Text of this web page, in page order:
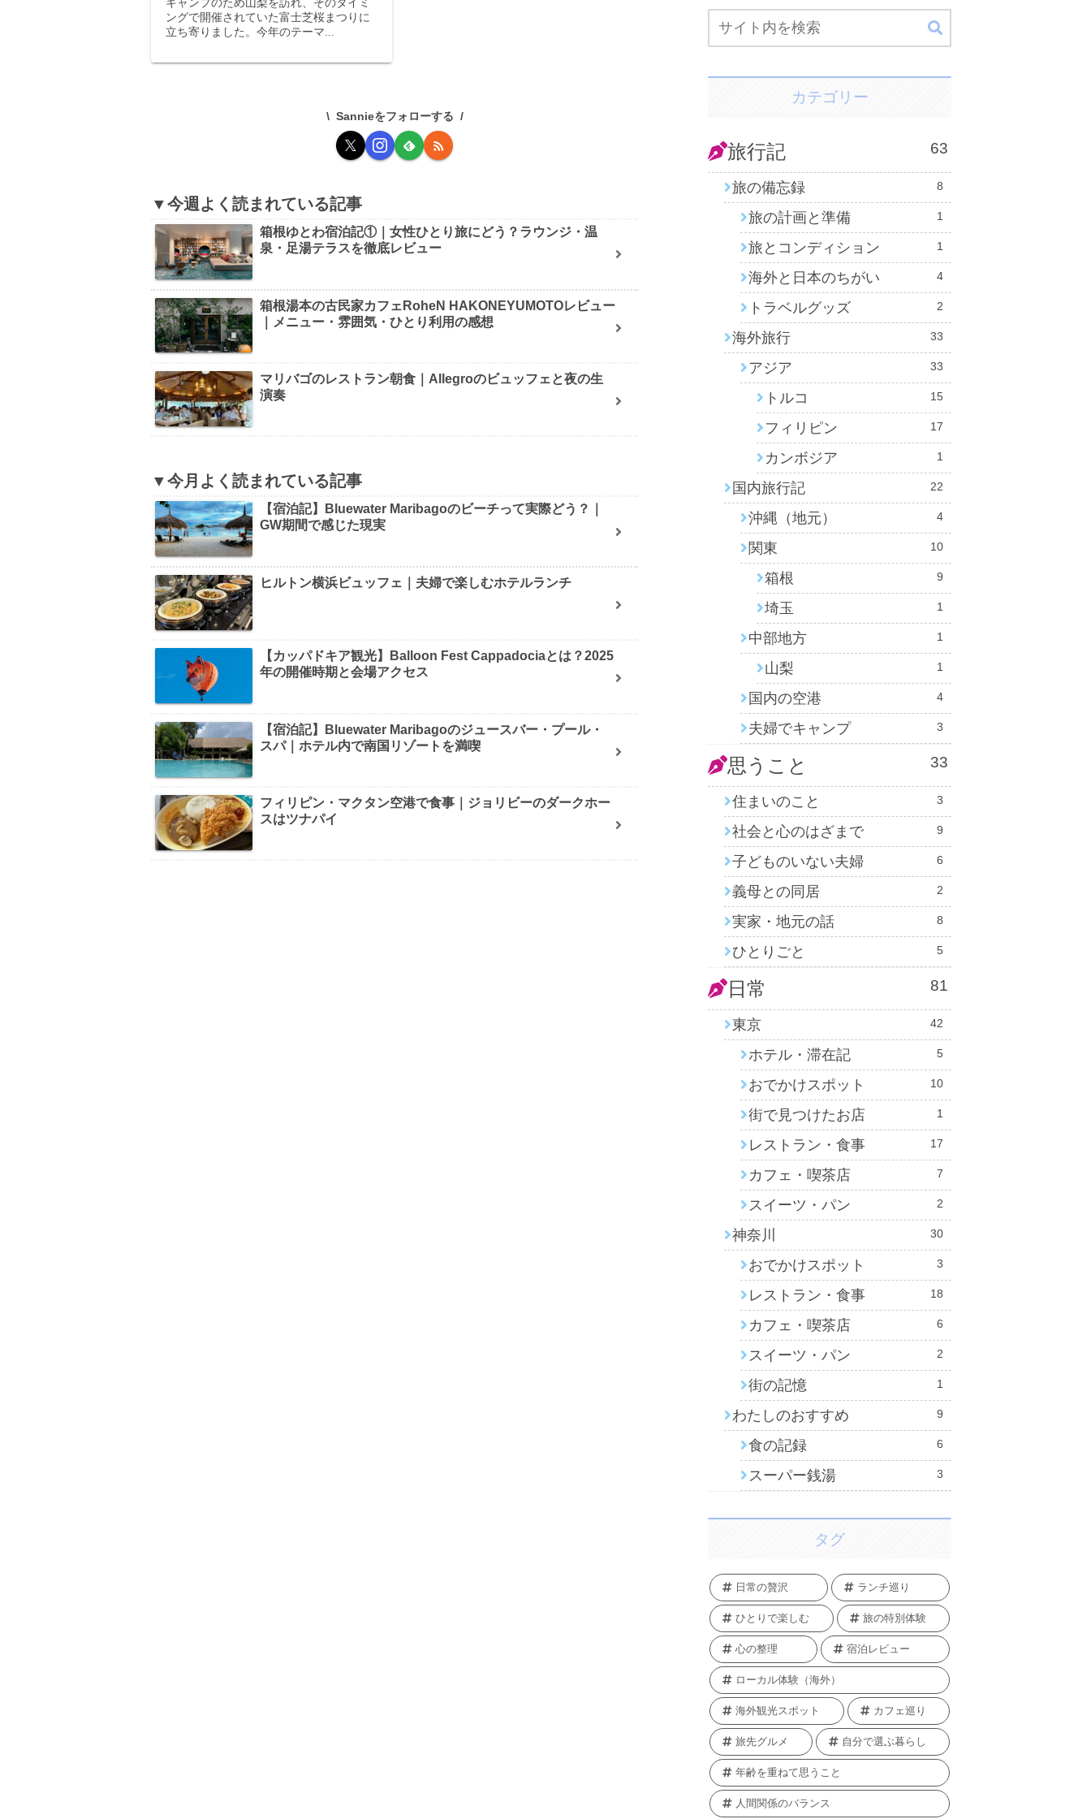
ングで開催されていた富士芝桜まつりに
立ち寄りました。今年のテーマ...
Sannieをフォローする
▼今週よく読まれている記事
箱根ゆとわ宿泊記①｜女性ひとり旅にどう？ラウンジ・温
泉・足湯テラスを徹底レビュー
箱根湯本の古民家カフェRoheN HAKONEYUMOTOレビュー
｜メニュー・雰囲気・ひとり利用の感想
マリバゴのレストラン朝食｜Allegroのビュッフェと夜の生
演奏
▼今月よく読まれている記事
【宿泊記】Bluewater Maribagoのビーチって実際どう？｜
GW期間で感じた現実
ヒルトン横浜ビュッフェ｜夫婦で楽しむホテルランチ
【カッパドキア観光】Balloon Fest Cappadociaとは？2025
年の開催時期と会場アクセス
【宿泊記】Bluewater Maribagoのジュースバー・プール・
スパ｜ホテル内で南国リゾートを満喫
フィリピン・マクタン空港で食事｜ジョリビーのダークホー
スはツナパイ
カテゴリー
旅行記 63
旅の備忘録 8
旅の計画と準備 1
旅とコンディション 1
海外と日本のちがい 4
トラベルグッズ 2
海外旅行 33
アジア 33
トルコ 15
フィリピン 17
カンボジア 1
国内旅行記 22
沖縄（地元） 4
関東 10
箱根 9
埼玉 1
中部地方 1
山梨 1
国内の空港 4
夫婦でキャンプ 3
思うこと 33
住まいのこと 3
社会と心のはざまで 9
子どものいない夫婦 6
義母との同居 2
実家・地元の話 8
ひとりごと 5
日常 81
東京 42
ホテル・滞在記 5
おでかけスポット 10
街で見つけたお店 1
レストラン・食事 17
カフェ・喫茶店 7
スイーツ・パン 2
神奈川 30
おでかけスポット 3
レストラン・食事 18
カフェ・喫茶店 6
スイーツ・パン 2
街の記憶 1
わたしのおすすめ 9
食の記録 6
スーパー銭湯 3
タグ
日常の贅沢 ランチ巡り
ひとりで楽しむ 旅の特別体験
心の整理 宿泊レビュー
ローカル体験（海外）
海外観光スポット カフェ巡り
旅先グルメ 自分で選ぶ暮らし
年齢を重ねて思うこと
人間関係のバランス